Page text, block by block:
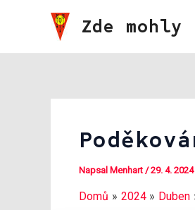
Zde
Napsal Menhart /29. 4. 2024
Domů 2024 Duben